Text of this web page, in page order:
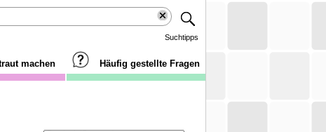
Suchtipps
machen Häufig gestellte Fragen